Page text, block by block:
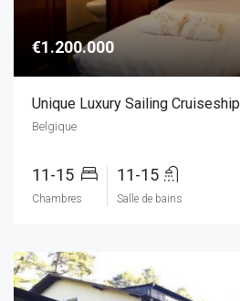
€1.200.000
Unique Luxury Sailing Cruiseship
Belgique
11-15
Chambres
11-15
Salle de bains